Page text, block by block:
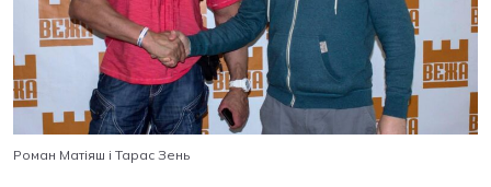
Роман Матіяш і Тарас Зень